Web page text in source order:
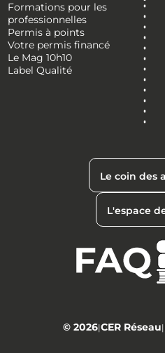
Formations pour les
professionnelles
Permis à points
Votre permis financé
Le Mag 10h10
Label Qualité
Le coin des
L'espace
© 2026|CER Réseau|